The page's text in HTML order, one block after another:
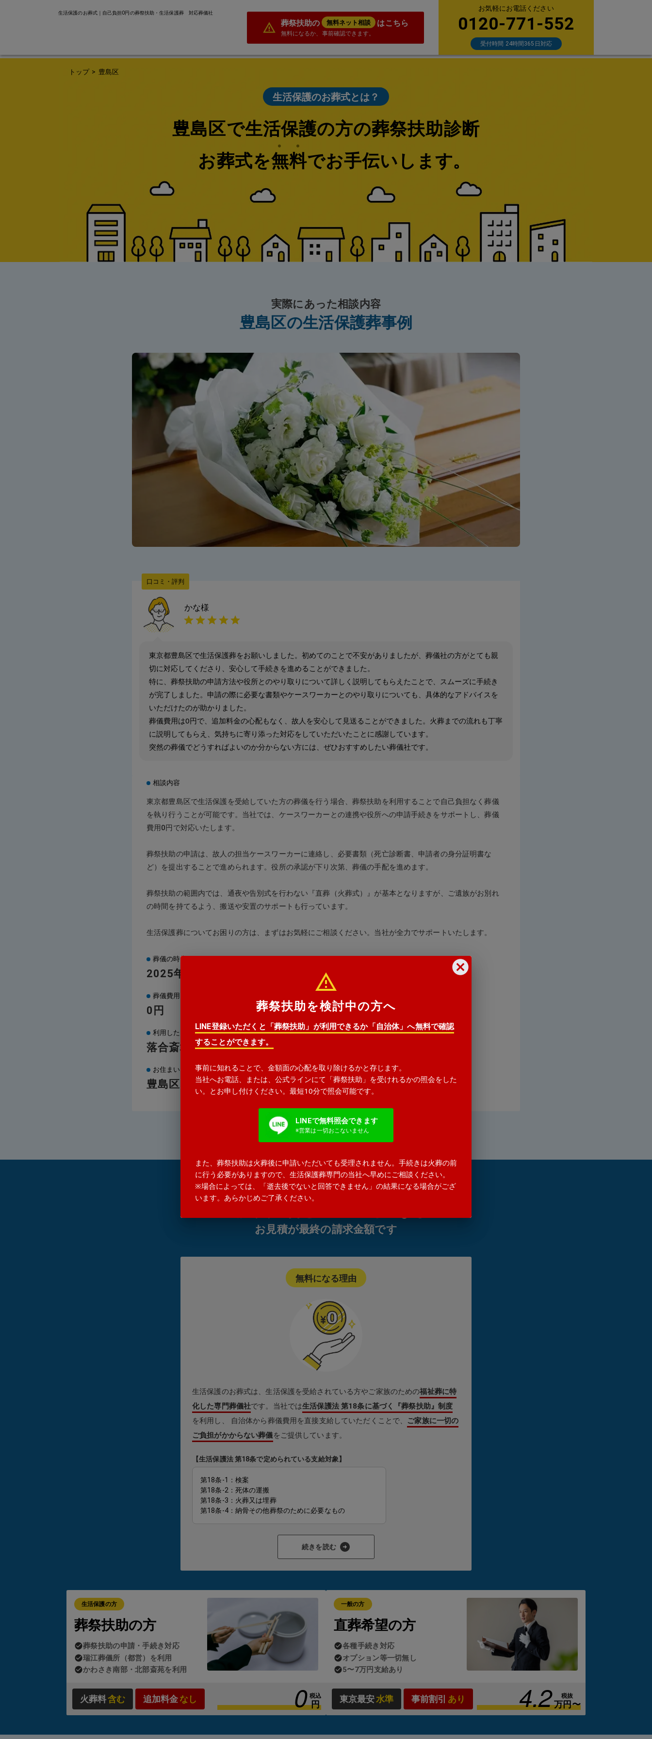
生活保護のお葬式｜自己負担0円の葬祭扶助・生活保護葬 対応葬儀社
葬祭扶助の 無料ネット相談 はこちら
無料になるか、事前確認できます。
お気軽にお電話ください
0120-771-552
受付時間 24時間365日対応
トップ > 豊島区
生活保護のお葬式とは？
豊島区で生活保護の方の葬祭扶助診断
お葬式を無料でお手伝いします
実際にあった相談内容
豊島区の生活保護葬事例
口コミ・評判
かな様
東京都豊島区で生活保護葬をお願いしました。初めてのことで不安がありましたが、葬儀社の方がとても親
切に対応してくださり、安心して手続きを進めることができました。
特に、葬祭扶助の申請方法や役所とのやり取りについて詳しく説明してもらえたことで、スムーズに手続き
が完了しました。申請の際に必要な書類やケースワーカーとのやり取りについても、具体的なアドバイスを
いただけたのが助かりました。
葬儀費用は0円で、追加料金の心配もなく、故人を安心して見送ることができました。火葬までの流れも丁寧
に説明してもらえ、気持ちに寄り添った対応をしていただいたことに感謝しています。
突然の葬儀でどうすればよいのか分からない方には、ぜひおすすめしたい葬儀社です。
相談内容
東京都豊島区で生活保護を受給していた方の葬儀を行う場合、葬祭扶助を利用することで自己負担なく葬儀
を執り行うことが可能です。当社では、ケースワーカーとの連携や役所への申請手続きをサポートし、葬儀
費用0円で対応いたします。
葬祭扶助の申請は、故人の担当ケースワーカーに連絡し、必要書類（死亡診断書、申請者の身分証明書な
ど）を提出することで進められます。役所の承認が下り次第、葬儀の手配を進めます。
葬祭扶助の範囲内では、通夜や告別式を行わない『直葬（火葬式）』が基本となりますが、ご遺族がお別れ
の時間を持てるよう、搬送や安置のサポートも行っています。
生活保護葬についてお困りの方は、まずはお気軽にご相談ください。当社が全力でサポートいたします。
葬儀の時期は？
2025年2月
葬儀費用は？
0円
利用した火葬場は？
落合斎場
お住まいの地域は？
豊島区
生活保護以外の方も利用できます
お見積が最終の請求金額です
無料になる理由
生活保護のお葬式は、生活保護を受給されている方やご家族のための福祉葬に特
化した専門葬儀社です。当社では生活保護法 第18条に基づく『葬祭扶助』制度
を利用し、 自治体から葬儀費用を直接支給していただくことで、 ご家族に一切の
ご負担がかからない葬儀をご提供しています。
【生活保護法 第18条で定められている支給対象】
第18条-1：検案
第18条-2：死体の運搬
第18条-3：火葬又は埋葬
第18条-4：納骨その他葬祭のために必要なもの
から請求を受けたりすることはありません。
これが「生活保護のお葬式」の
ただし、制度の適用にはいくつかの要件があります。
・故人または喪主となる方が生活保護受給者であること
・故人の預貯金や遺留金がほとんどないこと
・ご遺族の方の資産状況に著しい余裕がないこと
状況によっては自治体の判断が必要となるため、「生活保護のお葬式」では
続きを読む
生活保護の方
葬祭扶助の方
葬祭扶助の申請・手続き対応
瑞江葬儀所（都営）を利用
かわさき南部・北部斎苑を利用
火葬料含む 追加料金なし 0 税込
円
一般の方
直葬希望の方
各種手続き対応
オプション等一切無し
5〜7万円支給あり
東京最安水準 事前割引 あり 4.2 税抜
万円〜
葬祭扶助を検討中の方へ
LINE登録いただくと「葬祭扶助」が利用できるか「自治体」へ無料で確認
することができます。
事前に知れることで、金額面の心配を取り除けるかと存じます。
当社へお電話、または、公式ラインにて「葬祭扶助」を受けれるかの照会をした
い。とお申し付けください。最短10分で照会可能です。
LINEで無料照会できます
※営業は一切おこないません
また、葬祭扶助は火葬後に申請いただいても受理されません。手続きは火葬の前
に行う必要がありますので、生活保護葬専門の当社へ早めにご相談ください。
※場合によっては、「逝去後でないと回答できません」の結果になる場合がござ
います。あらかじめご了承ください。